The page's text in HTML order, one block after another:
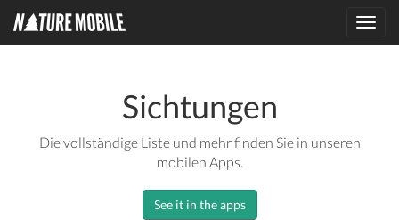
Sichtungen
Die vollständige Liste und mehr finden Sie in unseren
mobilen Apps.
See it in the apps